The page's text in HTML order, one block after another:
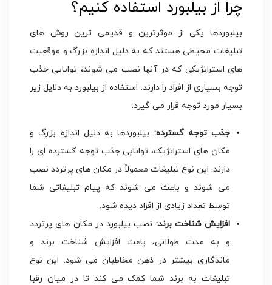
چرا از بیلبورد استفاده کنیم؟
بیلبوردها یکی از موثرترین و قدیمی ترین روش های
تبلیغات محیطی هستند که به دلیل اندازه بزرگ و موقعیت
های استراتژیکی که در آنها نصب می شوند، توانایی جذب
توجه بسیاری از افراد را دارند. استفاده از بیلبورد به دلایل زیر
بسیار مورد توجه قرار می گیرد:
جذب توجه گسترده: بیلبوردها به دلیل اندازه بزرگ و
مکان های استراتژیک، توانایی جذب توجه گسترده ای را
دارند. این نوع تبلیغات معمولاً در مکان های پرتردد نصب
می شوند و باعث می شوند که پیام تبلیغاتی شما
توسط تعداد زیادی از افراد دیده شود.
افزایش شناخت برند: نصب بیلبورد در مکان های پرتردد
و به مدت طولانی، باعث افزایش شناخت برند و
ماندگاری بیشتر در ذهن مخاطبان می شود. این نوع
تبلیغات به برند شما کمک می کند تا در میان رقبا